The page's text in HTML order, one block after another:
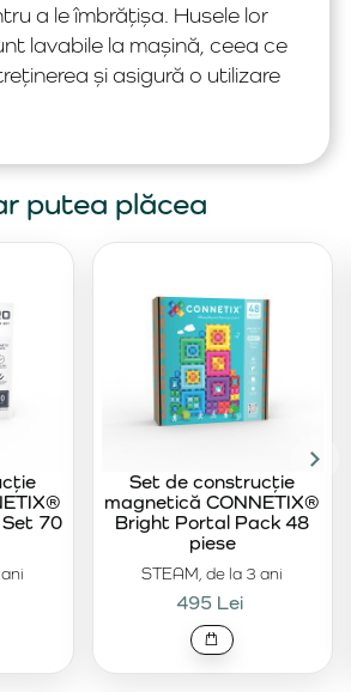
a le îmbrățișa. Husele lor
lavabile la mașină, ceea ce
și asigură o utilizare
putea plăcea
70
STEAM, de la 3 ani
Set de construcție
magnetică CONNETIX®
Bright Portal Pack 48
piese
495 Lei